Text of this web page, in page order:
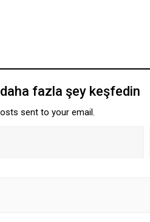
fazla şey keşfedin
sent to your email.